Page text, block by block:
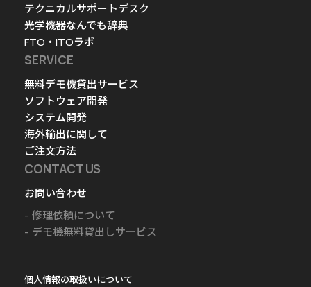
テクニカルサポートデスク
光学機器なんでも辞典
FTO・ITOラボ
SERVICE
無料デモ機貸出サービス
ソフトウェア開発
システム開発
海外輸出に関して
ご注文方法
CONTACT US
お問い合わせ
修理依頼について
デモ機無料貸出しサービス
個人情報の取扱いについて